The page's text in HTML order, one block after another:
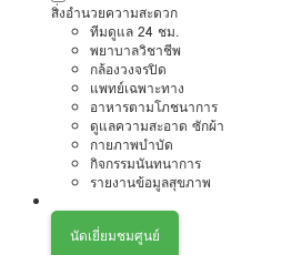
สิ่งอำนวยความสะดวก
ทีมดูแล 24 ชม.
พยาบาลวิชาชีพ
กล้องวงจรปิด
แพทย์เฉพาะทาง
อาหารตามโภชนาการ
ดูแลความสะอาด ซักผ้า
กายภาพบำบัด
กิจกรรมนันทนาการ
รายงานข้อมูลสุขภาพ
นัดเยี่ยมชมศูนย์